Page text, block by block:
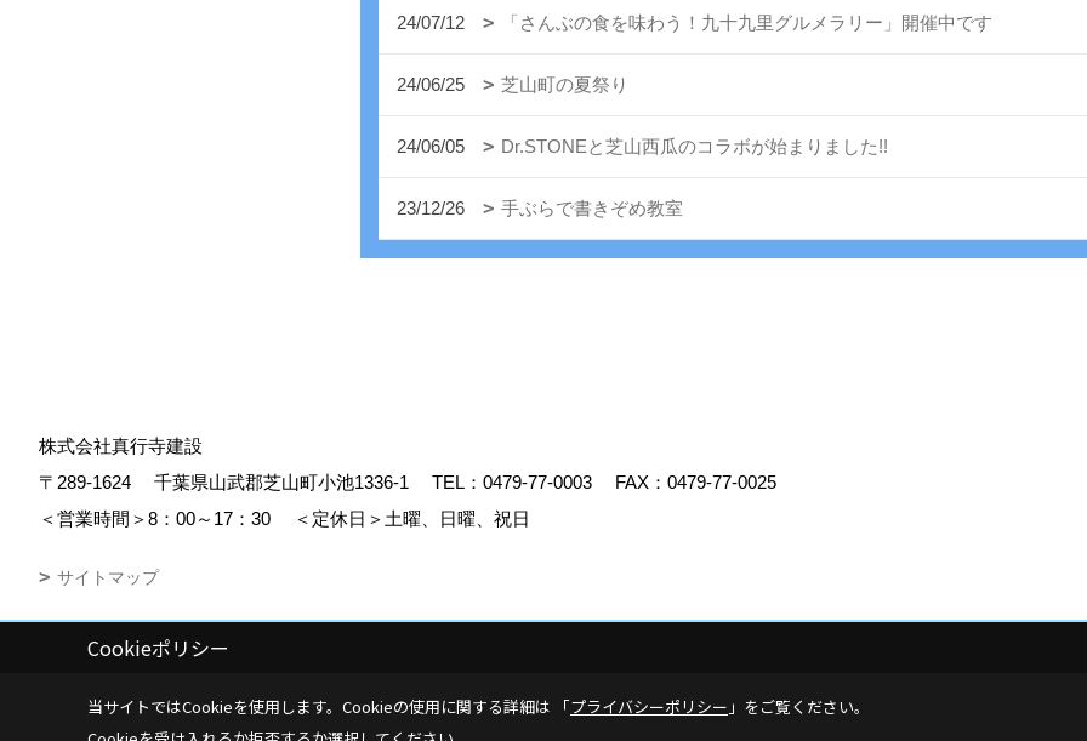
24/07/12 「さんぶの食を味わう！九十九里グルメラリー」開催中です
24/06/25 芝山町の夏祭り
24/06/05 Dr.STONEと芝山西瓜のコラボが始まりました!!
23/12/26 手ぶらで書きぞめ教室
株式会社真行寺建設
〒289-1624
千葉県山武郡芝山町小池1336-1 TEL： 0479-77-0003
FAX：0479-77-0025
＜営業時間＞8：00～17：30
＜定休日＞土曜、日曜、祝日
サイトマップ
Copyright (c) Shingyojikensetsu. All Rights Reserved.
Cookieポリシー
当サイトではCookieを使用します。 Cookieの使用に関する詳細は 「プライバシーポリシー 」をご覧ください。